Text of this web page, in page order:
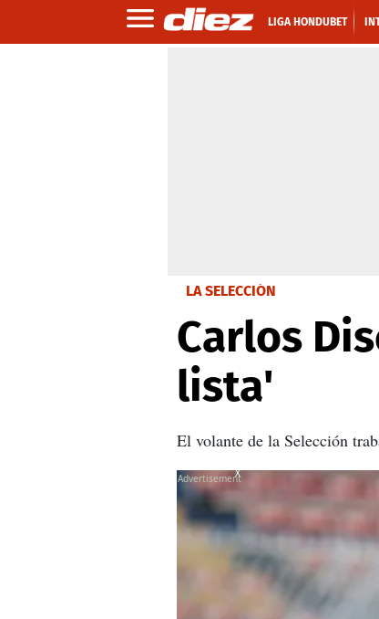
LIGA HONDUBET
LA SELECCIÓN
Carlos
lista'
El volante de la Selección
X